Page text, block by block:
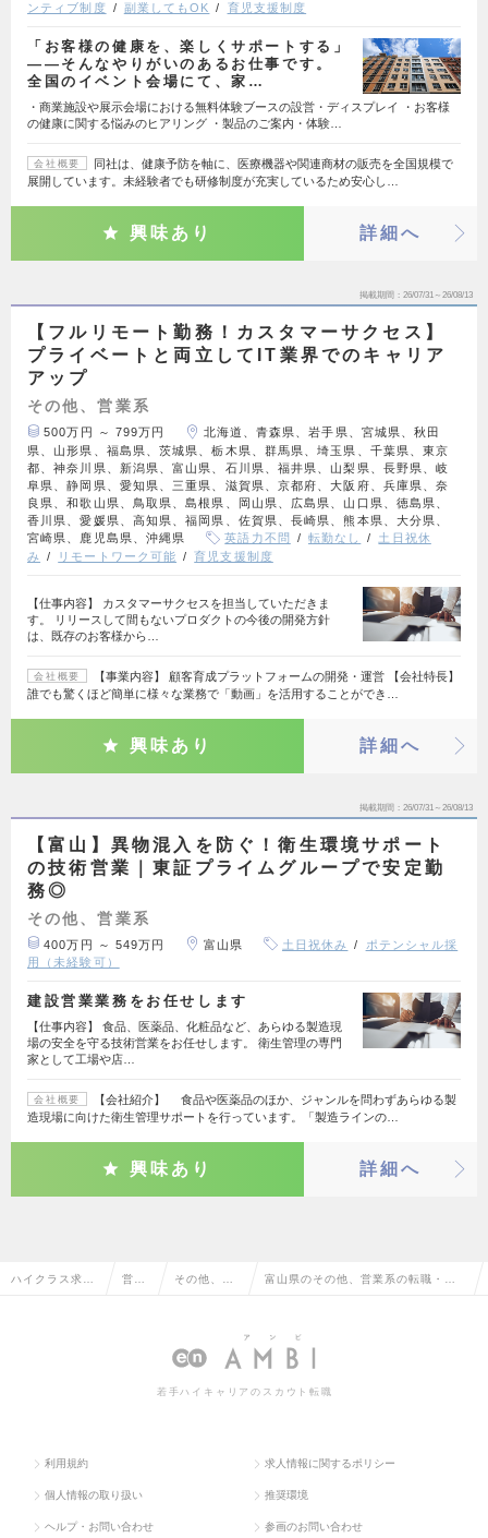
ンティブ制度
副業してもOK 育児支援制度
「お客様の健康を、楽しくサポートする」
——そんなやりがいのあるお仕事です。
全国のイベント会場にて、家…
・商業施設や展示会場における無料体験ブースの設営・ディスプレイ ・お客様
の健康に関する悩みのヒアリング ・製品のご案内・体験…
会社概要
同社は、健康予防を軸に、医療機器や関連商材の販売を全国規模で
展開しています。未経験者でも研修制度が充実しているため安心し…
興味あり 詳細へ
掲載期間 26/07/31～26/08/13
【フルリモート勤務！カスタマーサクセス】
プライベートと両立してIT業界でのキャリア
アップ
その他、営業系
500万円 ～ 799万円
北海道、青森県、岩手県、宮城県、秋田
県、山形県、福島県、茨城県、栃木県、群馬県、埼玉県、千葉県、東京
都、神奈川県、新潟県、富山県、石川県、福井県、山梨県、長野県、岐
阜県、静岡県、愛知県、三重県、滋賀県、京都府、大阪府、兵庫県、奈
良県、和歌山県、鳥取県、島根県、岡山県、広島県、山口県、徳島県、
香川県、愛媛県、高知県、福岡県、佐賀県、長崎県、熊本県、大分県、
宮崎県、鹿児島県、沖縄県
英語力不問 転勤なし
土日祝休
み
リモートワーク可能 育児支援制度
【仕事内容】 カスタマーサクセスを担当していただきま
す。 リリースして間もないプロダクトの今後の開発方針
は、既存のお客様から…
会社概要
【事業内容】 顧客育成プラットフォームの開発・運営 【会社特長】
誰でも驚くほど簡単に様々な業務で「動画」を活用することができ…
興味あり 詳細へ
掲載期間 26/07/31～26/08/13
【富山】異物混入を防ぐ！衛生環境サポート
の技術営業｜東証プライムグループで安定勤
務◎
その他、営業系
400万円 ～ 549万円 富山県 土日祝休み
ポテンシャル採
用（未経験可）
建設営業業務をお任せします
【仕事内容】 食品、医薬品、化粧品など、あらゆる製造現
場の安全を守る技術営業をお任せします。 衛生管理の専門
家として工場や店…
会社概要
【会社紹介】 食品や医薬品のほか、ジャンルを問わずあらゆる製
造現場に向けた衛生管理サポートを行っています。「製造ラインの…
興味あり 詳細へ
ハイクラス求人 営業 その他、営 富山県のその他、営業系の転職・求
若手ハイキャリアのスカウト転職
利用規約 求人情報に関するポリシー
個人情報の取り扱い 推奨環境
ヘルプ・お問い合わせ 参画のお問い合わせ